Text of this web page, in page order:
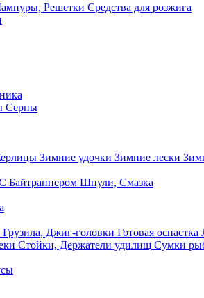
Решетки Средства для розжига
Серпы
Зимние удочки Зимние лески
Байтраннером Шпули, Смазка
Грузила, Джиг-головки Готовая оснастка
Стойки, Держатели удилищ Сумки